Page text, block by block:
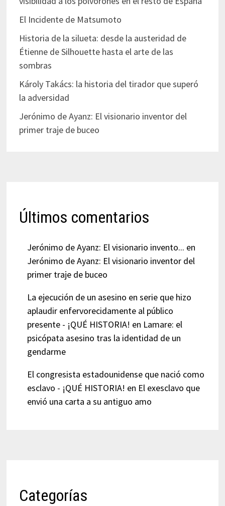
El Incidente de Matsumoto
Historia de la silueta: desde la austeridad de
Étienne de Silhouette hasta el arte de las
sombras
Károly Takács: la historia del tirador que superó
la adversidad
Jerónimo de Ayanz: El visionario inventor del
primer traje de buceo
Últimos comentarios
Jerónimo de Ayanz: El visionario invento... en
Jerónimo de Ayanz: El visionario inventor del
primer traje de buceo
La ejecución de un asesino en serie que hizo
aplaudir enfervorecidamente al público
presente - ¡QUÉ HISTORIA! en Lamare: el
psicópata asesino tras la identidad de un
gendarme
El congresista estadounidense que nació como
esclavo - ¡QUÉ HISTORIA! en El exesclavo que
envió una carta a su antiguo amo
Categorías